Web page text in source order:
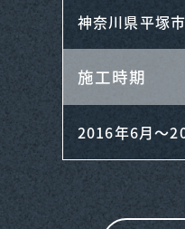
神奈川県平塚市
施工時期
2016年6月～